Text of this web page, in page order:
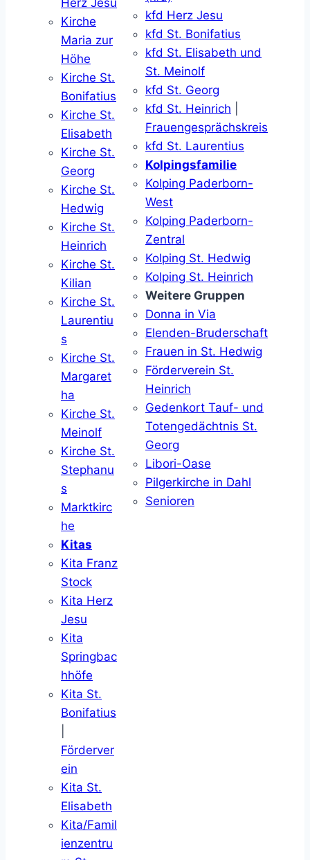
Herz Jesu
Kirche
Maria zur
Höhe
Kirche St.
Bonifatius
Kirche St.
Elisabeth
Kirche St.
Georg
Kirche St.
Hedwig
Kirche St.
Heinrich
Kirche St.
Kilian
Kirche St.
Laurentiu
s
Kirche St.
Margaret
ha
Kirche St.
Meinolf
Kirche St.
Stephanu
s
Marktkirc
he
Kitas
Kita Franz
Stock
Kita Herz
Jesu
Kita
Springbac
hhöfe
Kita St.
Bonifatius
Förderver
ein
Kita St.
Elisabeth
Kita/Famil
ienzentru
kfd Herz Jesu
kfd St. Bonifatius
kfd St. Elisabeth und
St. Meinolf
kfd St. Georg
kfd St. Heinrich
Frauengesprächskreis
kfd St. Laurentius
Kolpingsfamilie
Kolping Paderborn-
West
Kolping Paderborn-
Zentral
Kolping St. Hedwig
Kolping St. Heinrich
Weitere Gruppen
Donna in Via
Elenden-Bruderschaft
Frauen in St. Hedwig
Förderverein St.
Heinrich
Gedenkort Tauf- und
Totengedächtnis St.
Georg
Libori-Oase
Pilgerkirche in Dahl
Senioren